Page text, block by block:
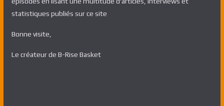
statistiques publiés sur ce site
Bonne visite,
Le créateur de B-Rise Basket